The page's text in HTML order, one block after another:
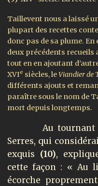
Taillevent nous a laissé
plupart des recettes
donc pas de sa plume.
deux précédents recueils
tout en en ajoutant
XVIe siècles, leViandier de
différents ajouts et
paraître sous le nom de
mort depuis longtemps.
Au tournant
Serres, qui
exquis (10),
cette façon : « Au
écorche